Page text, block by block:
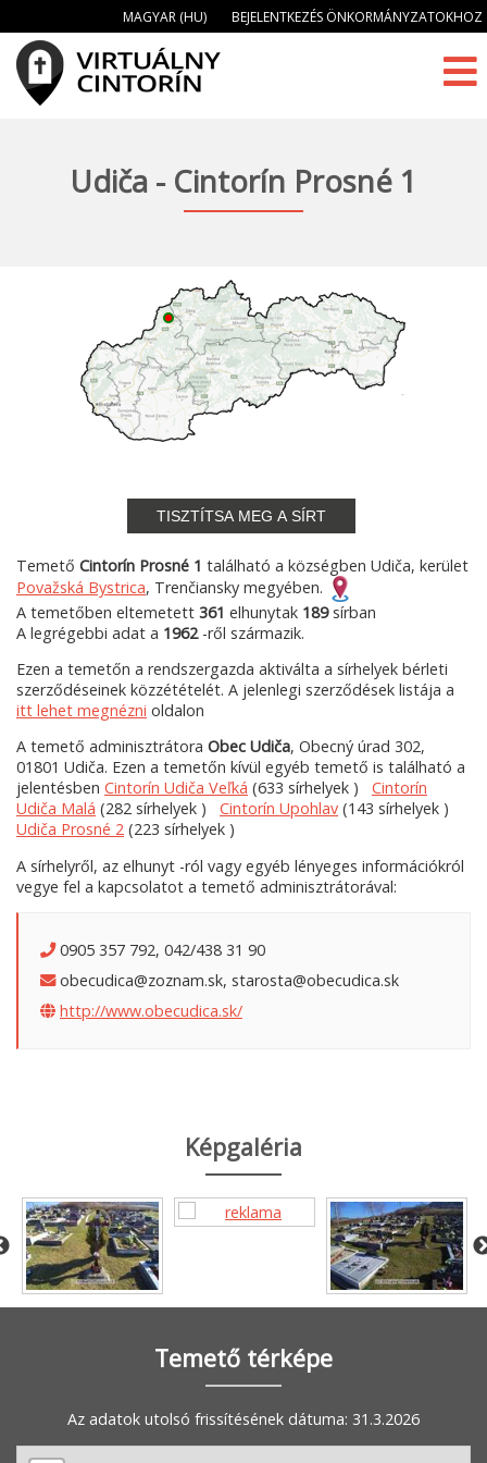
MAGYAR (HU) BEJELENTKEZÉS ÖNKORMÁNYZATOKHOZ
Udiča - Cintorín Prosné 1
TISZTÍTSA MEG A SÍRT
Temető Cintorín Prosné 1 található a községben Udiča, kerület
Považská Bystrica, Trenčiansky megyében.
A temetőben eltemetett 361 elhunytak 189sírban
A legrégebbi adat a 1962-ről származik.
Ezen a temetőn a rendszergazda aktiválta a sírhelyek bérleti
szerződéseinek közzétételét. A jelenlegi szerződések listája a
itt lehet megnézni oldalon
A temető adminisztrátora Obec Udiča, Obecný úrad 302,
01801 Udiča. Ezen a temetőn kívül egyéb temető is található a
jelentésben Cintorín Udiča Veľká (633 sírhelyek ) Cintorín
Udiča Malá (282 sírhelyek ) Cintorín Upohlav (143 sírhelyek )
Udiča Prosné 2 (223 sírhelyek )
A sírhelyről, az elhunyt -ról vagy egyéb lényeges információkról
vegye fel a kapcsolatot a temető adminisztrátorával:
0905 357 792, 042/438 31 90
obecudica@zoznam.sk, starosta@obecudica.sk
http://www.obecudica.sk/
Képgaléria
Temető térképe
Az adatok utolsó frissítésének dátuma: 31.3.2026